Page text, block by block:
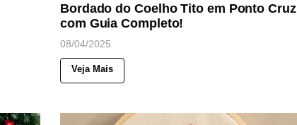
Bordado do Coelho Tito em Ponto Cruz
com Guia Completo!
08/04/2025
Veja Mais